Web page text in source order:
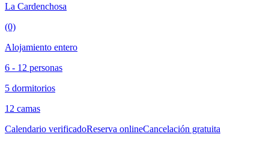
La Cardenchosa
(0)
Alojamiento entero
6 - 12 personas
5 dormitorios
12 camas
Calendario verificadoReserva onlineCancelación gratuita